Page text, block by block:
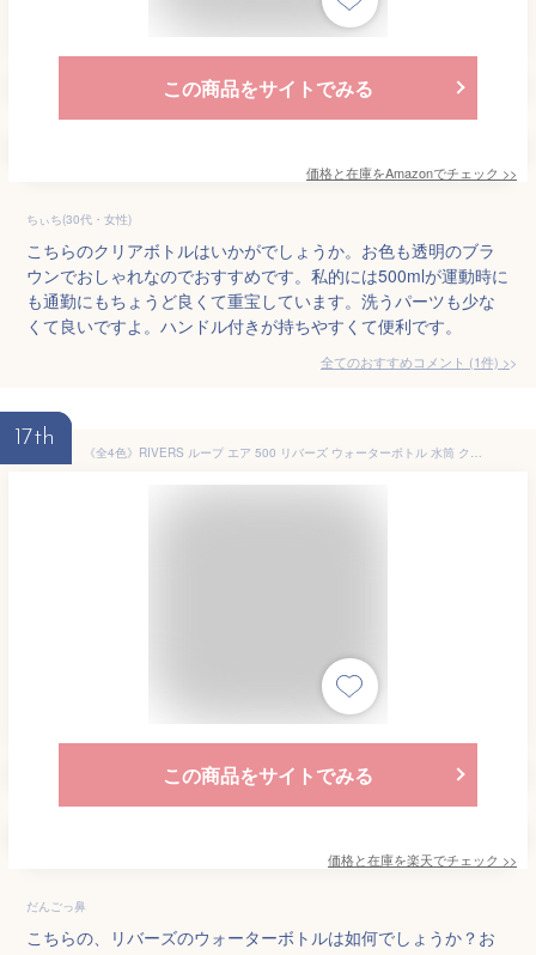
この商品をサイトでみる
価格と在庫をAmazonでチェック >>
ちぃち(30代・女性)
こちらのクリアボトルはいかがでしょうか。お色も透明のブラ
ウンでおしゃれなのでおすすめです。私的には500mlが運動時に
も通勤にもちょうど良くて重宝しています。洗うパーツも少な
くて良いですよ。ハンドル付きが持ちやすくて便利です。
全てのおすすめコメント (1件) >
17th
《全4色》RIVERS ループ エア 500 リバーズ ウォーターボトル 水筒 クリアボトル マイボトル スポーツボトル ジム 軽量 丈夫 持ち運び 持ち手 ハンドル 目盛り 洗いやすい 耐熱 500ml シンプル おしゃれ LOOP AIR 取っ手付き プロテインシェイカー
この商品をサイトでみる
価格と在庫を楽天でチェック >>
だんごっ鼻
こちらの、リバーズのウォーターボトルは如何でしょうか？お